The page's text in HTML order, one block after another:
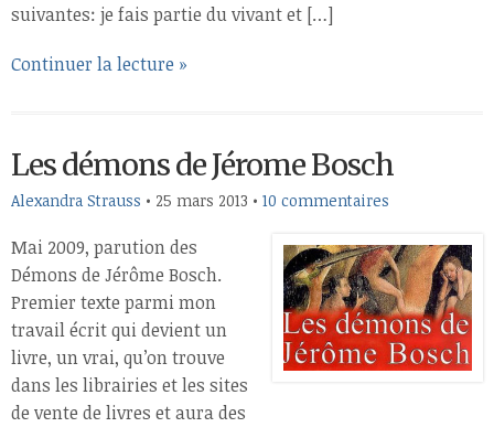
suivantes: je fais partie du vivant et […]
Continuer la lecture »
Les démons de Jérome Bosch
Alexandra Strauss • 25 mars 2013 • 10 commentaires
Mai 2009, parution des
Démons de Jérôme Bosch.
Premier texte parmi mon
travail écrit qui devient un
livre, un vrai, qu’on trouve
dans les librairies et les sites
de vente de livres et aura des